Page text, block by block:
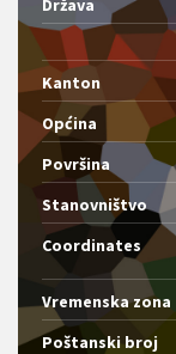
Država
Kanton
Općina
Površina
Stanovništvo
Coordinates
Vremenska zona
Poštanski broj